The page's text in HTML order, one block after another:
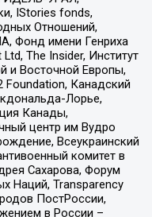
IStories fonds,
Отношений,
Фонд имени Генриха
The Insider, Институт
и Восточной Европы,
Канадский
Лорье,
Канады,
центр им Вудро
Всеукраинский
комитет в
Сахарова, Форум
Наций, Transparеncy
ПостРоссии,
в России –